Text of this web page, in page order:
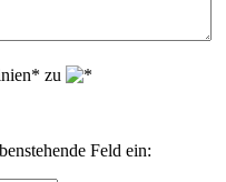
zu
Feld ein: